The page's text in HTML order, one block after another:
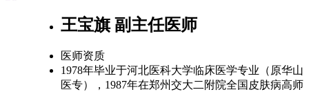
王宝旗 副主任医师
医师资质
1978年毕业于河北医科大学临床医学专业（原华山
医专），1987年在郑州交大二附院全国皮肤病高师